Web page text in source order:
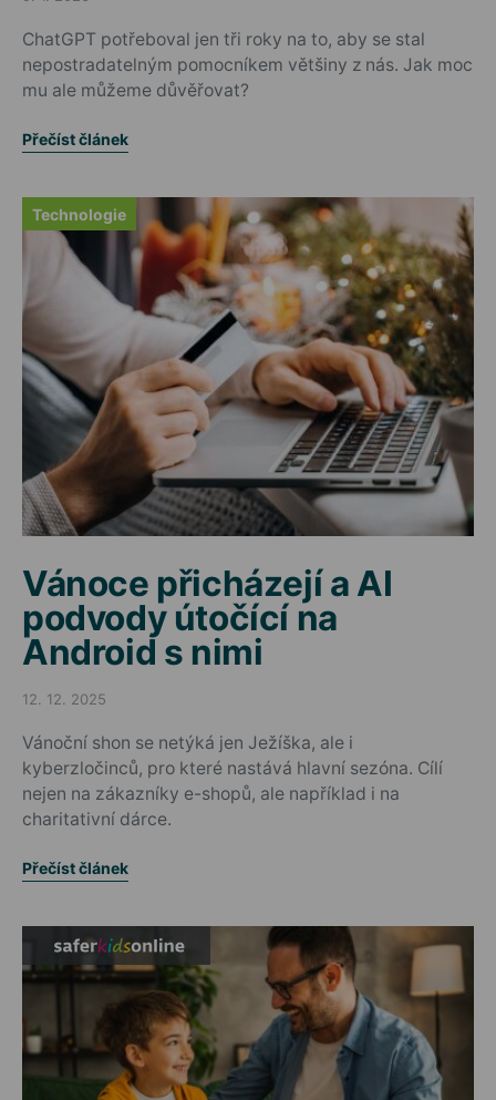
Posted on
ChatGPT potřeboval jen tři roky na to, aby se stal
nepostradatelným pomocníkem většiny z nás. Jak moc
mu ale můžeme důvěřovat?
Přečíst článek
Technologie
Vánoce přicházejí a AI
podvody útočící na
Android s nimi
Posted on
12. 12. 2025
Vánoční shon se netýká jen Ježíška, ale i
kyberzločinců, pro které nastává hlavní sezóna. Cílí
nejen na zákazníky e-shopů, ale například i na
charitativní dárce.
Přečíst článek